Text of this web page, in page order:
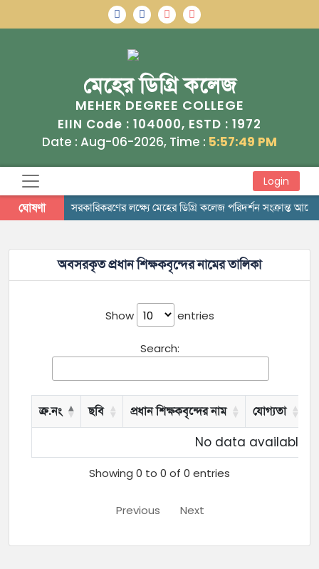
মেহের ডিগ্রি কলেজ
MEHER DEGREE COLLEGE
EIIN Code : 104000, ESTD : 1972
Date : Aug-06-2026, Time : 5:57:49 PM
Login
ঘোষণা সরকারিকরণের লক্ষ্যে মেহের ডিগ্রি কলেজ পরিদর্শন সংক্রান্ত
অবসরকৃত প্রধান শিক্ষকবৃন্দের নামের তালিকা
Show entries
Search:
ক্র.নং ছবি প্রধান শিক্ষকবৃন্দের নাম যোগ্যতা
No data available
Showing 0 to 0 of 0 entries
Previous Next